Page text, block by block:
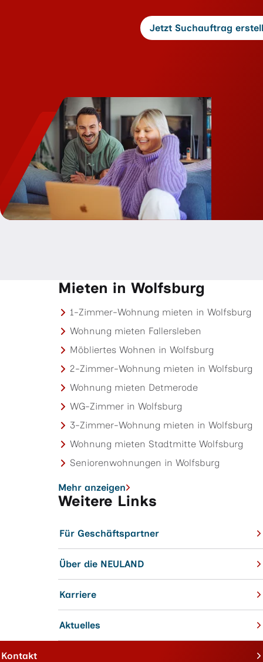
Jetzt Suchauftrag
Mieten in Wolfsburg
1-Zimmer-Wohnung mieten in Wolfsburg
Wohnung mieten Fallersleben
Möbliertes Wohnen in Wolfsburg
2-Zimmer-Wohnung mieten in Wolfsburg
Wohnung mieten Detmerode
WG-Zimmer in Wolfsburg
3-Zimmer-Wohnung mieten in Wolfsburg
Wohnung mieten Stadtmitte Wolfsburg
Seniorenwohnungen in Wolfsburg
Mehr anzeigen
Weitere Links
Für Geschäftspartner
Über die NEULAND
Karriere
Aktuelles
Kontakt